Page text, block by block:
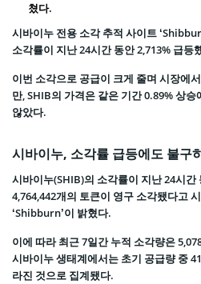
쳤다.
시바이누 전용 소각 추적 사이트
소각률이 지난 24시간 동안 2,713% 급등
이번 소각으로 공급이 크게 줄며 시장에
만, SHIB의 가격은 같은 기간 0.89% 상
않았다.
시바이누, 소각률 급등에도 불구
시바이누(SHIB)의 소각률이 지난 24시간
4,764,442개의 토큰이 영구 소각됐다고
‘Shibburn’이 밝혔다.
이에 따라 최근 7일간 누적 소각량은
시바이누 생태계에서는 초기 공급량 중
라진 것으로 집계됐다.